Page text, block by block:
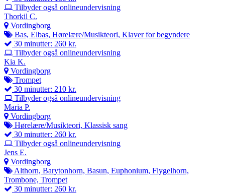
Tilbyder også onlineundervisning
Thorkil C.
Vordingborg
Bas, Elbas, Hørelære/Musikteori, Klaver for begyndere
30 minutter: 260 kr.
Tilbyder også onlineundervisning
Kia K.
Vordingborg
Trompet
30 minutter: 210 kr.
Tilbyder også onlineundervisning
Maria P.
Vordingborg
Hørelære/Musikteori, Klassisk sang
30 minutter: 260 kr.
Tilbyder også onlineundervisning
Jens E.
Vordingborg
Althorn, Barytonhorn, Basun, Euphonium, Flygelhorn,
Trombone, Trompet
30 minutter: 260 kr.